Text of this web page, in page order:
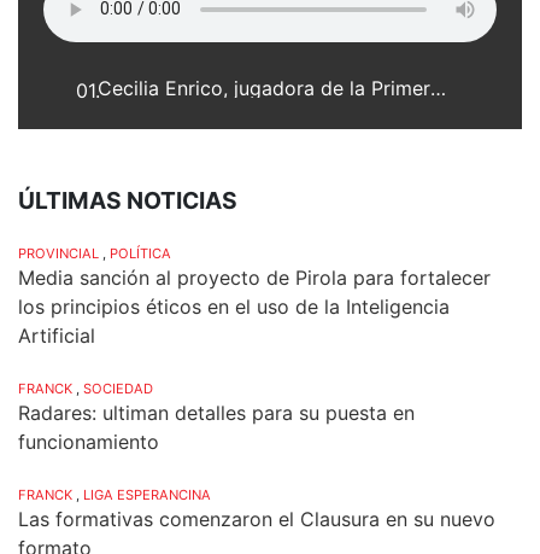
01. Cecilia Enrico, jugadora de la Primera división de hockey en el Club Atlético Franck
ÚLTIMAS NOTICIAS
PROVINCIAL , POLÍTICA
Media sanción al proyecto de Pirola para fortalecer
los principios éticos en el uso de la Inteligencia
Artificial
FRANCK , SOCIEDAD
Radares: ultiman detalles para su puesta en
funcionamiento
FRANCK , LIGA ESPERANCINA
Las formativas comenzaron el Clausura en su nuevo
formato